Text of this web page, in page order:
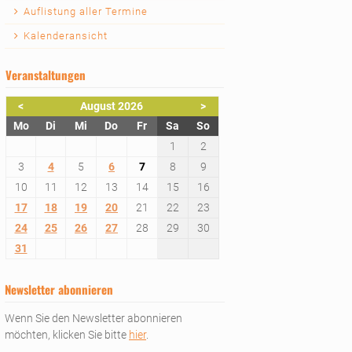
Auflistung aller Termine
Kalenderansicht
Veranstaltungen
< August 2026
>
MontagDienstag
Mittwoch
Donnerstag
FreitagSa mstag
Sonntag
1
2
3
4 5 6 7 8
9
10
11 12 13 14 15
16
17
18 19 20 21 22
23
24
25 26 27 28 29
30
31
Newsletter abonnieren
Wenn Sie den Newsletter abonnieren
möchten, klicken Sie bitte hier.